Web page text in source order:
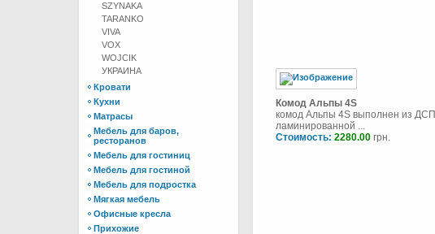
SZYNAKA
TARANKO
VIVA
VOX
WOJCIK
УКРАИНА
Кровати
Кухни
Матрасы
Мебель для баров,
ресторанов
Мебель для гостиниц
Мебель для гостиной
Мебель для подростка
Мягкая мебель
Офисные кресла
Прихожие
Комод Альпы 4S
комод Альпы 4S выполнен из ДСП
ламинированной ...
Стоимость: 2280.00 грн.